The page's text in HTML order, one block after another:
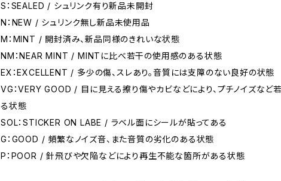
S：SEALED / シュリンク有り新品未開封
N：NEW / シュリンク無し新品未使用品
M：MINT / 開封済み、新品同様のきれいな状態
NM：NEAR MINT / MINTに比べ若干の使用感のある状態
EX：EXCELLENT / 多少の傷、スレあり。音質には支障のない良好の状態
VG：VERY GOOD / 目に見える擦り傷やカビなどにより、プチノイズなど
る状態
SOL：STICKER ON LABE / ラベル面にシールが貼ってある
G：GOOD / 頻繁なノイズ音、また音質の劣化のある状態
P：POOR / 針飛びや欠陥などにより再生不能な箇所がある状態